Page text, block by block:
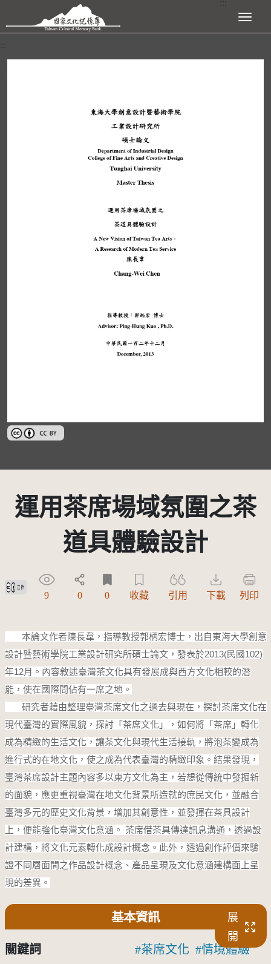
跳到主要內容區塊 展開選單
創用CC姓名標示 3.0 台灣及其後版本(CC BY 3.0 TW +)
運用茶席場域氛圍之茶
道具體驗設計
創用CC姓名標示 3.0 台灣及其後版本(CC BY 3.0 TW +)
9 0 0 收藏 引用 下載 列印
本論文作者陳長韋 ，指導教授郭柄宏博士，出自東海大學創意
設計暨藝術學院工業設計研究所碩士論文，發表於2013(民國102)
年12月。內容敘述臺灣茶文化具有發展成與西方文化相較的潛
能，使在國際間佔有一席之地。
研究者藉由整理臺灣茶席文化之過去與現在，探討茶席文化在
現代臺灣的實際風貌，探討「茶席文化」，如何將「茶席」轉化
成為精緻的生活文化，讓茶文化與現代生活接軌，將泡茶變成為
進行式的在地文化，使之成為代表臺灣的精緻印象。結果發現，
臺灣茶席設計主題內容多以東方文化為主，若想從傳統中發掘新
的面貌，應更重視臺灣在地文化背景所造就的庶民文化，並融合
臺灣多元的歷史文化背景，增加其創意性，並發揮在茶具設計
上，便能強化臺灣文化意涵。 茶席借茶具傳達訊息溝通，透過設
計建構，將文化元素轉化成設計概念。此外，透過創作評價來驗
證不同層面間之作品設計概念、產品呈現及文化意涵建構面上呈
現的差異。
基本資訊
展
開
關鍵詞 茶席文化
情境體驗